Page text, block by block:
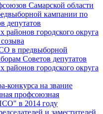
Самарской области
кампании по
депутатов
районов городского округа
в предвыборной
Советов депутатов
районов городского округа
конкурса на звание
профсоюзная
в 2014 году
и заместителей